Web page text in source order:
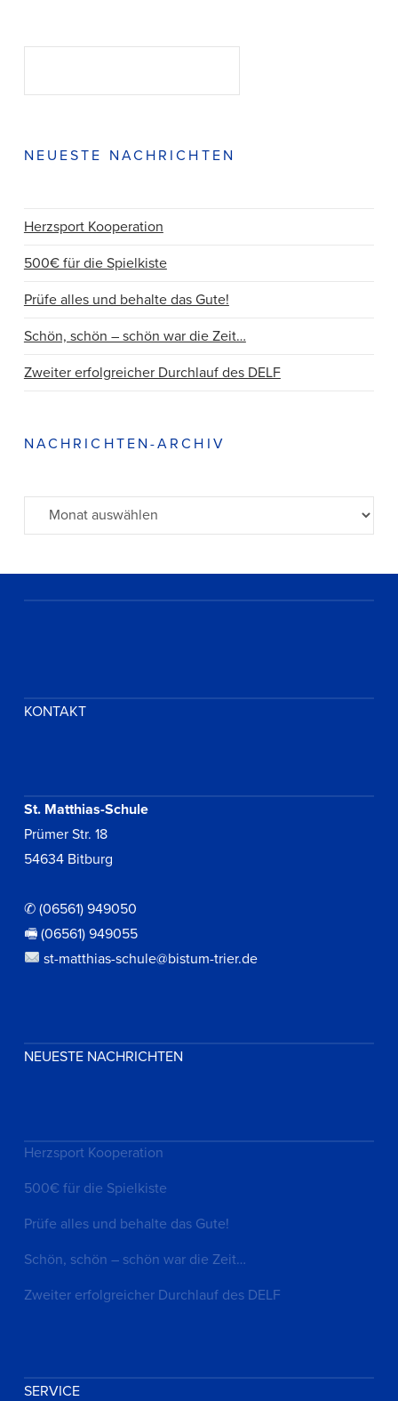
NEUESTE NACHRICHTEN
Herzsport Kooperation
500€ für die Spielkiste
Prüfe alles und behalte das Gute!
Schön, schön – schön war die Zeit…
Zweiter erfolgreicher Durchlauf des DELF
NACHRICHTEN-ARCHIV
Archiv
KONTAKT
St. Matthias-Schule
Prümer Str. 18
54634 Bitburg
✆ (06561) 949050
🖷 (06561) 949055
st-matthias-schule@bistum-trier.de
NEUESTE NACHRICHTEN
Herzsport Kooperation
500€ für die Spielkiste
Prüfe alles und behalte das Gute!
Schön, schön – schön war die Zeit…
Zweiter erfolgreicher Durchlauf des DELF
SERVICE